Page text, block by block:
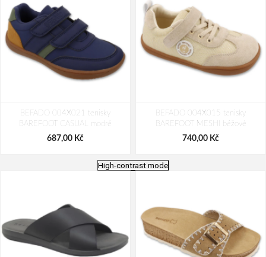
BEFADO 004X021 tenisky
BAREFOOT CASUAL modré
687,00 Kč
BEFADO 004X015 tenisky
BAREFOOT MESHI béžové
740,00 Kč
High-contrast mode